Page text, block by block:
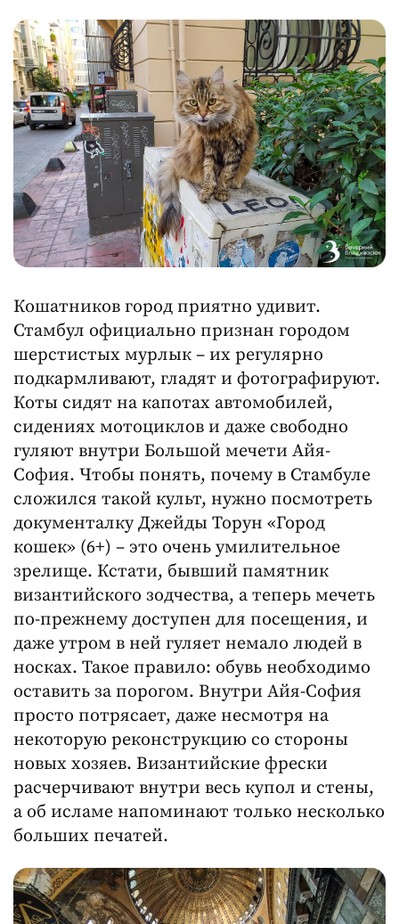
Кошатников город приятно удивит.
Стамбул официально признан городом
шерстистых мурлык – их регулярно
подкармливают, гладят и фотографируют.
Коты сидят на капотах автомобилей,
сидениях мотоциклов и даже свободно
гуляют внутри Большой мечети Айя-
София. Чтобы понять, почему в Стамбуле
сложился такой культ, нужно посмотреть
документалку Джейды Торун «Город
кошек» (6+) – это очень умилительное
зрелище. Кстати, бывший памятник
византийского зодчества, а теперь мечеть
по-прежнему доступен для посещения, и
даже утром в ней гуляет немало людей в
носках. Такое правило: обувь необходимо
оставить за порогом. Внутри Айя-София
просто потрясает, даже несмотря на
некоторую реконструкцию со стороны
новых хозяев. Византийские фрески
расчерчивают внутри весь купол и стены,
а об исламе напоминают только несколько
больших печатей.